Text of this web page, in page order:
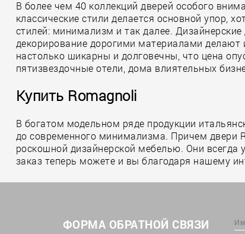
В более чем 40 коллекций дверей особого
классические стили делается основной упор,
стилей: минимализм и так далее.
декорирование дорогими материалами
настолько шикарны и долговечны, что цена
пятизвездочные отели, дома влиятельных
Купить Romagnoli
В богатом модельном ряде продукции
до современного минимализма. Причем двери
роскошной дизайнерской мебелью. Они всегда
заказ теперь можете и вы благодаря нашему
ФОРМА ОБРАТНОЙ СВЯЗИ